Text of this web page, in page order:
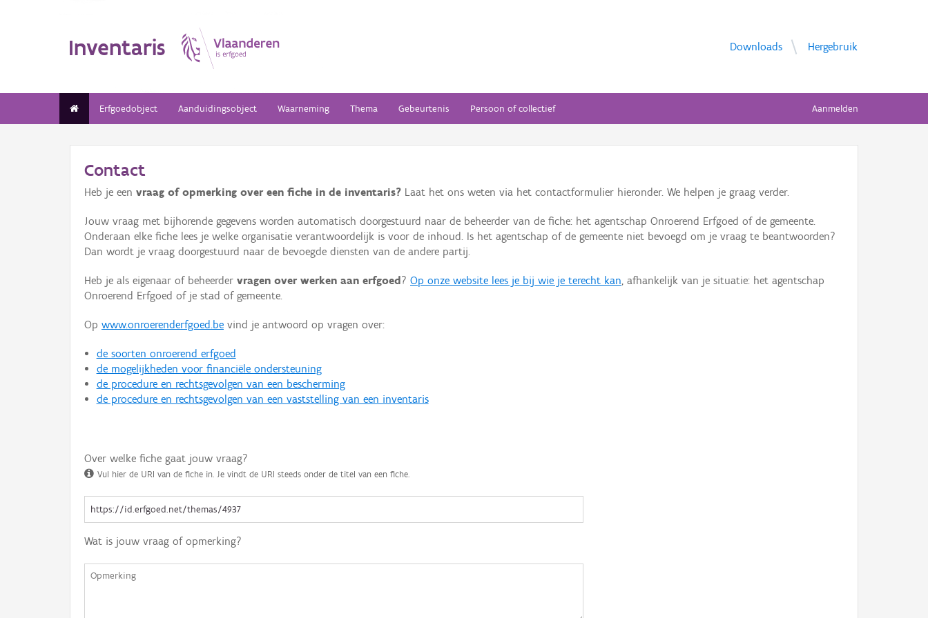
Inventaris Downloads Hergebruik
Erfgoedobject Aanduidingsobject Waarneming Thema Gebeurtenis Persoon of collectief Aanmelden
Contact
Heb je een vraag of opmerking over een fiche in de inventaris? Laat het ons weten via het contactformulier hieronder. We helpen je graag verder.
Jouw vraag met bijhorende gegevens worden automatisch doorgestuurd naar de beheerder van de fiche: het agentschap Onroerend Erfgoed of de gemeente.
Onderaan elke fiche lees je welke organisatie verantwoordelijk is voor de inhoud. Is het agentschap of de gemeente niet bevoegd om je vraag te beantwoorden?
Dan wordt je vraag doorgestuurd naar de bevoegde diensten van de andere partij.
Heb je als eigenaar of beheerder vragen over werken aan erfgoed ? Op onze website lees je bij wie je terecht kan, afhankelijk van je situatie: het agentschap
Onroerend Erfgoed of je stad of gemeente.
Op www.onroerenderfgoed.be vind je antwoord op vragen over:
de soorten onroerend erfgoed
de mogelijkheden voor financiële ondersteuning
de procedure en rechtsgevolgen van een bescherming
de procedure en rechtsgevolgen van een vaststelling van een inventaris
Over welke fiche gaat jouw vraag?
Vul hier de URI van de fiche in. Je vindt de URI steeds onder de titel van een fiche.
Wat is jouw vraag of opmerking?